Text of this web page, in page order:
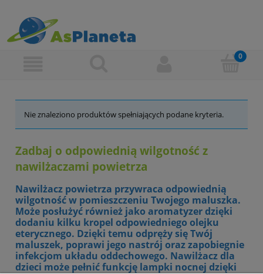
Nie znaleziono produktów spełniających podane kryteria.
Zadbaj o odpowiednią wilgotność z
nawilżaczami powietrza
Nawilżacz powietrza przywraca odpowiednią
wilgotność w pomieszczeniu Twojego maluszka.
Może posłużyć również jako aromatyzer dzięki
dodaniu kilku kropel odpowiedniego olejku
eterycznego. Dzięki temu odpręży się Twój
maluszek, poprawi jego nastrój oraz zapobiegnie
infekcjom układu oddechowego. Nawilżacz dla
dzieci może pełnić funkcję lampki nocnej dzięki